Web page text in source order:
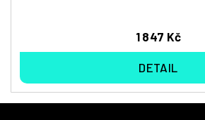
1 847 Kč
DETAIL